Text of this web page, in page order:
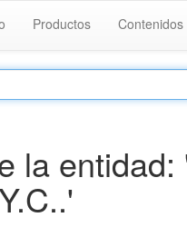
Productos Contenidos
la